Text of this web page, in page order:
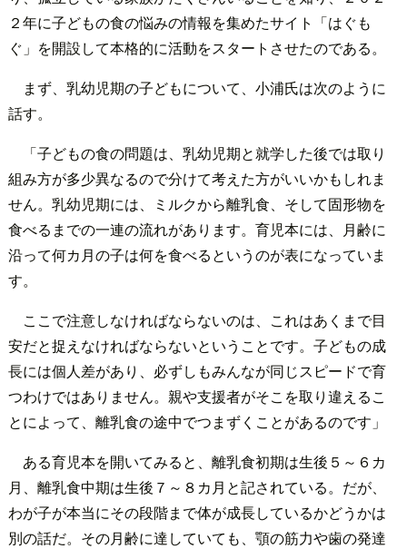
２年に子どもの食の悩みの情報を集めたサイト「はぐも
ぐ」を開設して本格的に活動をスタートさせたのである。
まず、乳幼児期の子どもについて、小浦氏は次のように
話す。
「子どもの食の問題は、乳幼児期と就学した後では取り
組み方が多少異なるので分けて考えた方がいいかもしれま
せん。乳幼児期には、ミルクから離乳食、そして固形物を
食べるまでの一連の流れがあります。育児本には、月齢に
沿って何カ月の子は何を食べるというのが表になっていま
す。
ここで注意しなければならないのは、これはあくまで目
安だと捉えなければならないということです。子どもの成
長には個人差があり、必ずしもみんなが同じスピードで育
つわけではありません。親や支援者がそこを取り違えるこ
とによって、離乳食の途中でつまずくことがあるのです」
ある育児本を開いてみると、離乳食初期は生後５～６カ
月、離乳食中期は生後７～８カ月と記されている。だが、
わが子が本当にその段階まで体が成長しているかどうかは
別の話だ。その月齢に達していても、顎の筋力や歯の発達